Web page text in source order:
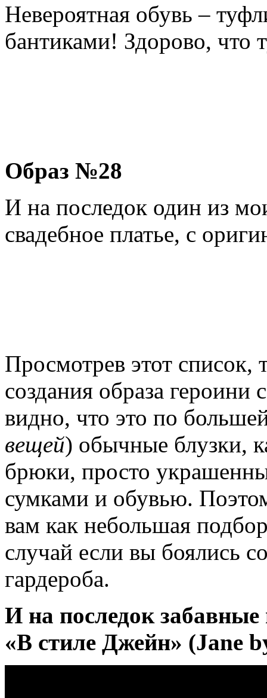
Невероятная обувь –
бантиками! Здорово, что
Образ №28
И на последок один из
свадебное платье, с
Просмотрев этот список,
создания образа
видно, что это по
вещей) обычные блузки,
брюки, просто
сумками и обувью.
вам как небольшая
случай если вы боялись
гардероба.
И на последок
«В стиле Джейн» (Jane